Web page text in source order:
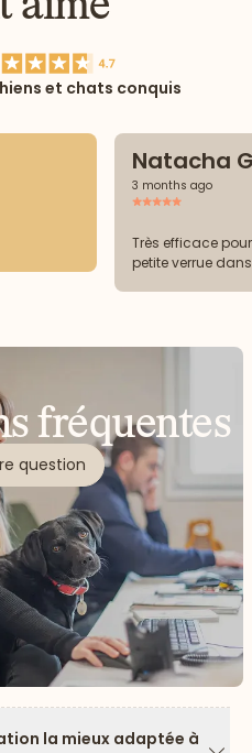
et chats conquis
Natacha
3 months ago
Très efficace
petite verrue
fréquentes
question
la mieux adaptée à